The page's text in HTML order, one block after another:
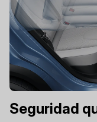
Seguridad